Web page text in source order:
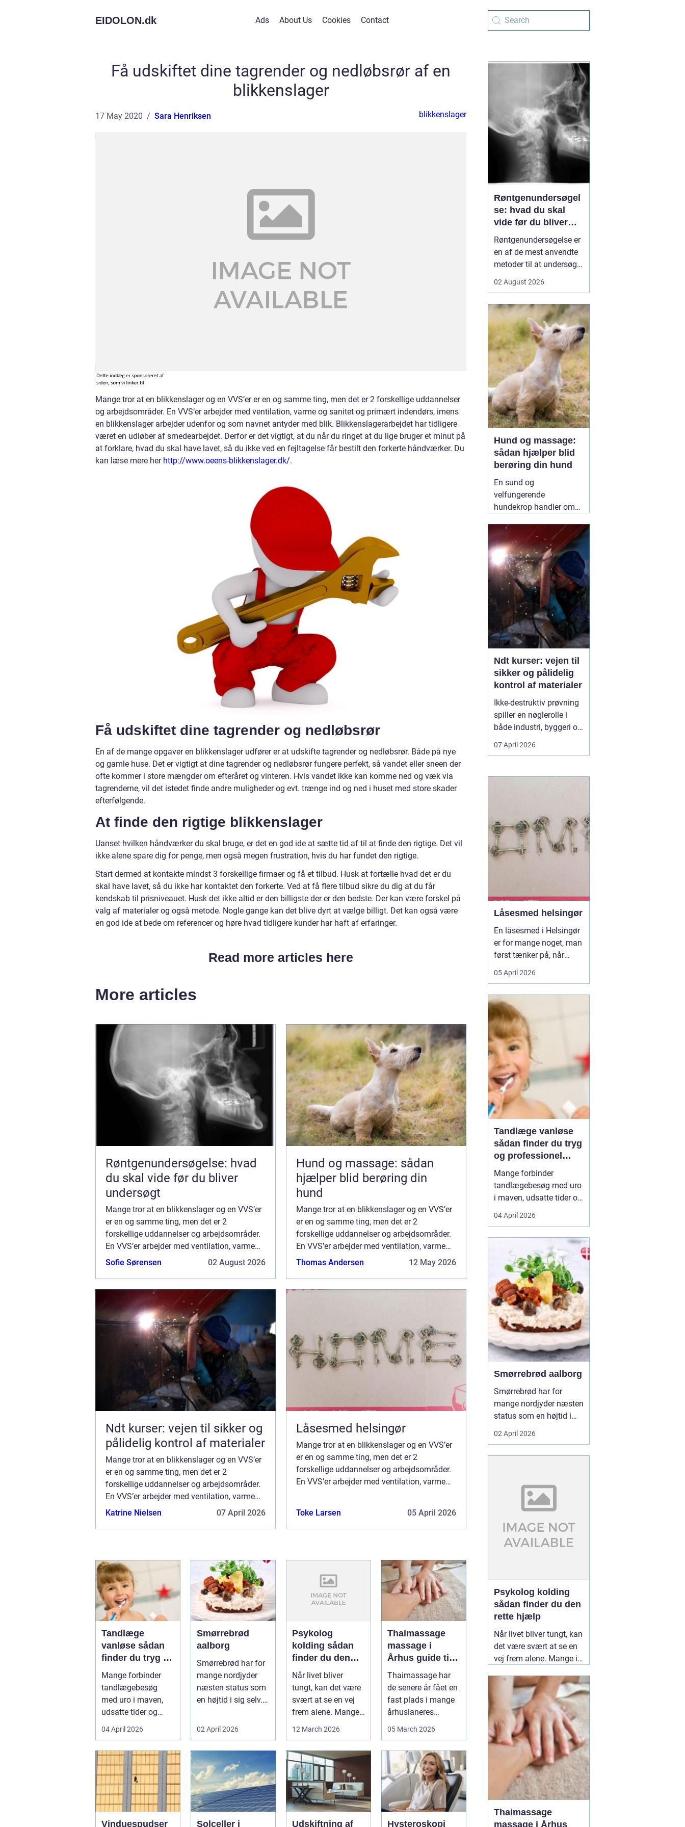
EIDOLON.dk Ads About Us Cookies Contact
Få udskiftet dine tagrender og nedløbsrør af en
blikkenslager
17 May 2020 Sara Henriksen blikkenslager
Mange tror at en blikkenslager og en VVS’er er en og samme ting, men det er 2 forskellige uddannelser
og arbejdsområder. En VVS’er arbejder med ventilation, varme og sanitet og primært indendørs, imens
en blikkenslager arbejder udenfor og som navnet antyder med blik. Blikkenslagerarbejdet har tidligere
været en udløber af smedearbejdet. Derfor er det vigtigt, at du når du ringet at du lige bruger et minut på
at forklare, hvad du skal have lavet, så du ikke ved en fejltagelse får bestilt den forkerte håndværker. Du
kan læse mere her http://www.oeens-blikkenslager.dk/.
Få udskiftet dine tagrender og nedløbsrør
En af de mange opgaver en blikkenslager udfører er at udskifte tagrender og nedløbsrør. Både på nye
og gamle huse. Det er vigtigt at dine tagrender og nedløbsrør fungere perfekt, så vandet eller sneen der
ofte kommer i store mængder om efteråret og vinteren. Hvis vandet ikke kan komme ned og væk via
tagrenderne, vil det istedet finde andre muligheder og evt. trænge ind og ned i huset med store skader
efterfølgende.
At finde den rigtige blikkenslager
Uanset hvilken håndværker du skal bruge, er det en god ide at sætte tid af til at finde den rigtige. Det vil
ikke alene spare dig for penge, men også megen frustration, hvis du har fundet den rigtige.
Start dermed at kontakte mindst 3 forskellige firmaer og få et tilbud. Husk at fortælle hvad det er du
skal have lavet, så du ikke har kontaktet den forkerte. Ved at få flere tilbud sikre du dig at du får
kendskab til prisniveauet. Husk det ikke altid er den billigste der er den bedste. Der kan være forskel på
valg af materialer og også metode. Nogle gange kan det blive dyrt at vælge billigt. Det kan også være
en god ide at bede om referencer og høre hvad tidligere kunder har haft af erfaringer.
Read more articles here
More articles
Røntgenundersøgelse: hvad
du skal vide før du bliver
undersøgt
Mange tror at en blikkenslager og en VVS’er
er en og samme ting, men det er 2
forskellige uddannelser og arbejdsområder.
En VVS’er arbejder med ventilation, varme
og sanitet og primært indendørs, imens en
Sofie Sørensen 02 August 2026
Hund og massage: sådan
hjælper blid berøring din
hund
Mange tror at en blikkenslager og en VVS’er
er en og samme ting, men det er 2
forskellige uddannelser og arbejdsområder.
En VVS’er arbejder med ventilation, varme
og sanitet og primært indendørs, imens en
Thomas Andersen 12 May 2026
Ndt kurser: vejen til sikker og
pålidelig kontrol af materialer
Mange tror at en blikkenslager og en VVS’er
er en og samme ting, men det er 2
forskellige uddannelser og arbejdsområder.
En VVS’er arbejder med ventilation, varme
og sanitet og primært indendørs, imens en
Katrine Nielsen 07 April 2026
Låsesmed helsingør
Mange tror at en blikkenslager og en VVS’er
er en og samme ting, men det er 2
forskellige uddannelser og arbejdsområder.
En VVS’er arbejder med ventilation, varme
Toke Larsen 05 April 2026
Tandlæge
vanløse sådan
finder du tryg og
professionel
tandpleje
Mange forbinder
tandlægebesøg
med uro i maven,
udsatte tider og
uoverskuelige priser.
Samtidig ved d...
04 April 2026
Smørrebrød
aalborg
Smørrebrød har for
mange nordjyder
næsten status som
en højtid i sig selv.
rugbrød me...
02 April 2026
Psykolog
kolding sådan
finder du den
rette hjælp
Når livet bliver
tungt, kan det være
svært at se en vej
frem alene. Mange i
Kolding og omegn
12 March 2026
Thaimassage
massage i
Århus guide til
afslapning,
smidighed og
bedre velvære
Thaimassage har
de senere år fået en
fast plads i mange
århusianeres
hverdag. Flere
05 March 2026
Vinduespudser Solceller i Udskiftning af Hysteroskopi
Røntgenundersøgel
se: hvad du skal
vide før du bliver
undersøgt
Røntgenundersøgelse er
en af de mest anvendte
metoder til at undersøge
kroppen på en hurtig og
mennesker møder før
eller siden denne
undersøgelsesform i
forbindelse med ulykker,
smerter i led eller ryg, e...
02 August 2026
Hund og massage:
sådan hjælper blid
berøring din hund
En sund og
velfungerende
hundekrop handler om
og legetid. Mange
hundeejere oplever, at
deres hund bliver stiv,
øm eller ændrer adfærd
uden en tydelig årsag.
Her kan12 May 2026
Ndt kurser: vejen til
sikker og pålidelig
kontrol af materialer
Ikke-destruktiv prøvning
spiller en nøglerolle i
både industri, byggeri og
energisektoren. Når du
arbejder med
udstyr, konstruktioner
til belastningen uden at
d...
07 April 2026
Låsesmed helsingør
En låsesmed i Helsingør
er for mange noget, man
først tænker på, når
uheldet er ude. Du står
foran hoveddøren,
køkkenbordet, eller låsen
har sat sig fast midt om
natten. Her er en kort
forklaring, som kan
hjælpe, når du søger
efter h...
05 April 2026
Tandlæge vanløse
sådan finder du tryg
og professionel
tandpleje
Mange forbinder
tandlægebesøg med uro
i maven, udsatte tider og
uoverskuelige priser.
Samtidig ved de fleste
mund er for både
helbred og velvære. Når
dusøger efter tandlæge
vanløs...
04 April 2026
Smørrebrød aalborg
Smørrebrød har for
mange nordjyder næsten
status som en højtid i
sig selv. Et godt stykke
rugbrød med sprød
hverdag til noget særligt.
I Aalborg er interessen
for klassisk dansk f...
02 April 2026
Psykolog kolding
sådan finder du den
rette hjælp
Når livet bliver tungt, kan
det være svært at se en
vej frem alene. Mange i
professionel støtte, når
mistrivsel, stress eller
konflikter i nære
relationer fylder for
meget. En12 March
2026
Thaimassage
massage i Århus